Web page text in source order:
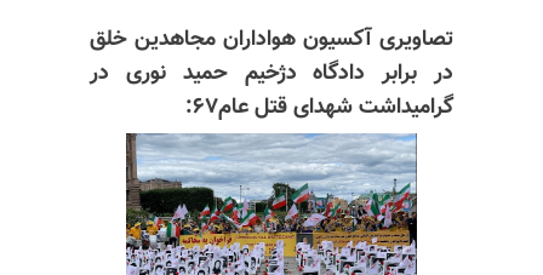
تصاویری آکسیون هواداران مجاهدین خلق
در برابر دادگاه دژخیم حمید نوری در
گرامیداشت شهدای قتل عام۶۷: